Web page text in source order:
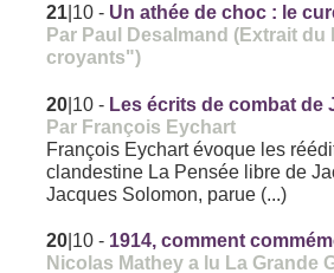
21 |10 - Un athée de choc : le
Par Paul Desalmand (Extrait
croyants")
20 |10 - Les écrits de combat de
Par François Eychart
François Eychart évoque les
clandestine La Pensée libre de
Jacques Solomon, parue (...)
20 |10 - 1914, comment
Nicolas Mathey a lu La Grande